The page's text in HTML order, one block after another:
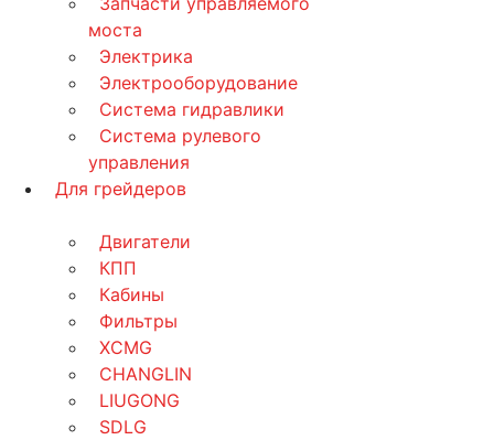
моста
Электрика
Электрооборудование
Система гидравлики
Система рулевого
управления
Для грейдеров
Двигатели
КПП
Кабины
Фильтры
XCMG
CHANGLIN
LIUGONG
SDLG